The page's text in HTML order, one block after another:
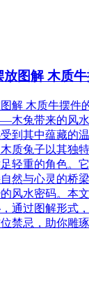
图解 木质
解 木质牛摆件
木兔带来的风
到其中蕴藏的
质兔子以其独
轻重的角色。
然与心灵的桥
风水密码。本
通过图解形式
禁忌，助你雕